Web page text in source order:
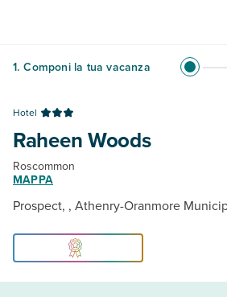
1. Componi la tua vacanza
Hotel
Raheen Woods
Roscommon
MAPPA
Prospect, , Athenry-Oranmore